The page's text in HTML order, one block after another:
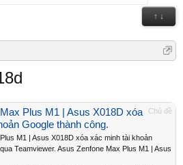
↑ ↓
Chủ đề
Plus M1 | Asus X018D xóa
Google thành công.
M1 | Asus X018D xóa xác minh tài khoản
Teamviewer. Asus Zenfone Max Plus M1 | Asus